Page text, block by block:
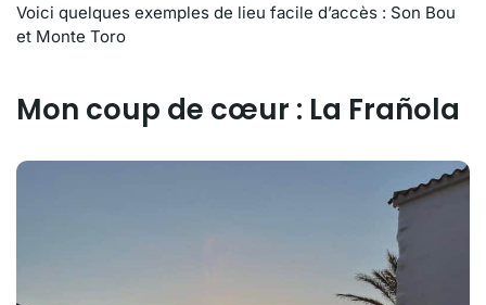
Voici quelques exemples de lieu facile d’accès : Son Bou
et Monte Toro
Mon coup de cœur : La Frañola